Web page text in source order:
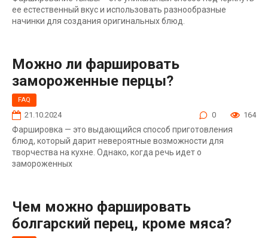
ее естественный вкус и использовать разнообразные
начинки для создания оригинальных блюд.
Можно ли фаршировать
замороженные перцы?
FAQ
21.10.2024 0 164
Фаршировка — это выдающийся способ приготовления
блюд, который дарит невероятные возможности для
творчества на кухне. Однако, когда речь идет о
замороженных
Чем можно фаршировать
болгарский перец, кроме мяса?